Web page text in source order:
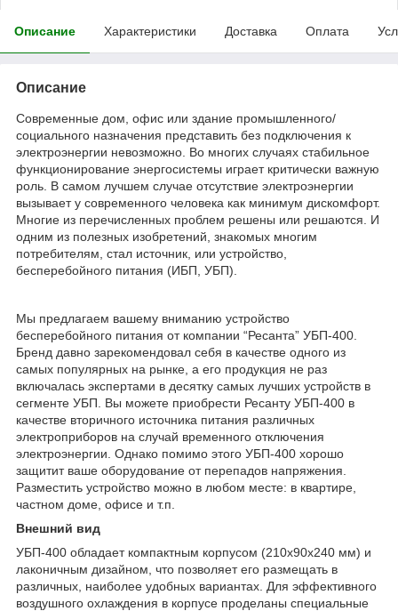
Описание Характеристики Доставка Оплата
Описание
Современные дом, офис или здание промышленного/
социального назначения представить без подключения к
электроэнергии невозможно. Во многих случаях стабильное
функционирование энергосистемы играет критически важную
роль. В самом лучшем случае отсутствие электроэнергии
вызывает у современного человека как минимум дискомфорт.
Многие из перечисленных проблем решены или решаются. И
одним из полезных изобретений, знакомых многим
потребителям, стал источник, или устройство,
бесперебойного питания (ИБП, УБП).
Мы предлагаем вашему вниманию устройство
бесперебойного питания от компании “Ресанта” УБП-400.
Бренд давно зарекомендовал себя в качестве одного из
самых популярных на рынке, а его продукция не раз
включалась экспертами в десятку самых лучших устройств в
сегменте УБП. Вы можете приобрести Ресанту УБП-400 в
качестве вторичного источника питания различных
электроприборов на случай временного отключения
электроэнергии. Однако помимо этого УБП-400 хорошо
защитит ваше оборудование от перепадов напряжения.
Разместить устройство можно в любом месте: в квартире,
частном доме, офисе и т.п.
Внешний вид
УБП-400 обладает компактным корпусом (210x90x240 мм) и
лаконичным дизайном, что позволяет его размещать в
различных, наиболее удобных вариантах. Для эффективного
воздушного охлаждения в корпусе проделаны специальные